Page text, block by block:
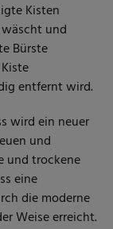
Kisten
und
Bürste
entfernt wird.
wird ein neuer
und
und trockene
eine
die moderne
Weise erreicht.